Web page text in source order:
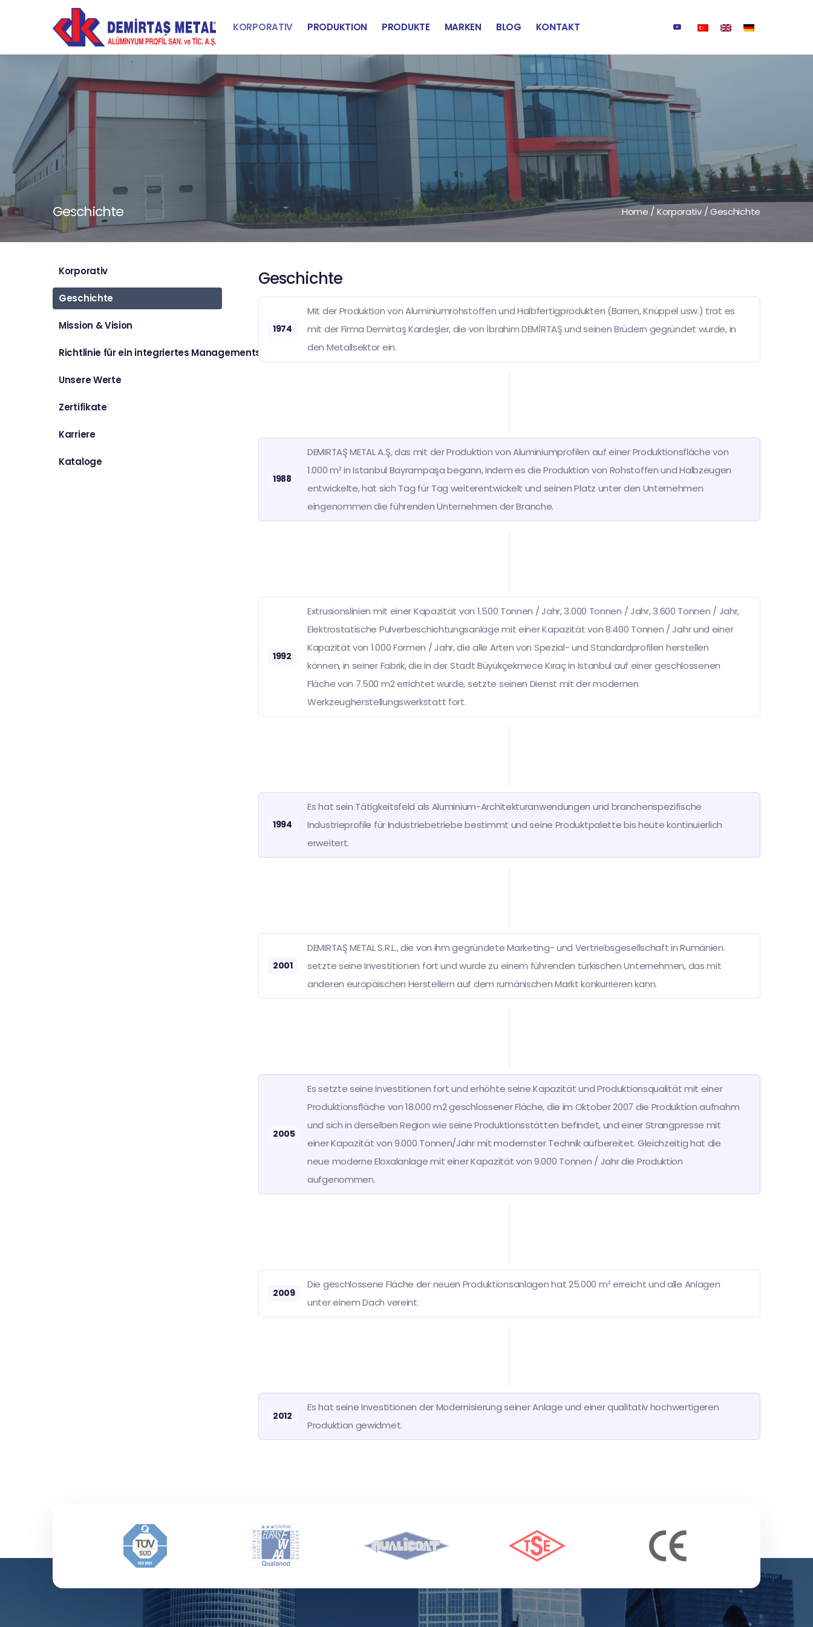
KORPORATIV PRODUKTION PRODUKTE MARKEN BLOG KONTAKT
Geschichte Home / Korporativ /Geschichte
Geschichte
1974
Mit der Produktion von Aluminiumrohstoffen und Halbfertigprodukten (Barren, Knüppel usw.) trat es
mit der Firma Demirtaş Kardeşler, die von İbrahim DEMİRTAŞ und seinen Brüdern gegründet wurde, in
den Metallsektor ein.
1988
DEMIRTAŞ METAL A.Ş, das mit der Produktion von Aluminiumprofilen auf einer Produktionsfläche von
1.000 m² in Istanbul Bayrampaşa begann, indem es die Produktion von Rohstoffen und Halbzeugen
entwickelte, hat sich Tag für Tag weiterentwickelt und seinen Platz unter den Unternehmen
eingenommen die führenden Unternehmen der Branche.
1992
Extrusionslinien mit einer Kapazität von 1.500 Tonnen / Jahr, 3.000 Tonnen / Jahr, 3.600 Tonnen / Jahr,
Elektrostatische Pulverbeschichtungsanlage mit einer Kapazität von 8.400 Tonnen / Jahr und einer
Kapazität von 1.000 Formen / Jahr, die alle Arten von Spezial- und Standardprofilen herstellen
können, in seiner Fabrik, die in der Stadt Büyükçekmece Kıraç in Istanbul auf einer geschlossenen
Fläche von 7.500 m2 errichtet wurde, setzte seinen Dienst mit der modernen
Werkzeugherstellungswerkstatt fort.
1994
Es hat sein Tätigkeitsfeld als Aluminium-Architekturanwendungen und branchenspezifische
Industrieprofile für Industriebetriebe bestimmt und seine Produktpalette bis heute kontinuierlich
erweitert.
2001
DEMIRTAŞ METAL S.R.L., die von ihm gegründete Marketing- und Vertriebsgesellschaft in Rumänien.
setzte seine Investitionen fort und wurde zu einem führenden türkischen Unternehmen, das mit
anderen europäischen Herstellern auf dem rumänischen Markt konkurrieren kann.
2005
Es setzte seine Investitionen fort und erhöhte seine Kapazität und Produktionsqualität mit einer
Produktionsfläche von 18.000 m2 geschlossener Fläche, die im Oktober 2007 die Produktion aufnahm
und sich in derselben Region wie seine Produktionsstätten befindet, und einer Strangpresse mit
einer Kapazität von 9.000 Tonnen/Jahr mit modernster Technik aufbereitet. Gleichzeitig hat die
neue moderne Eloxalanlage mit einer Kapazität von 9.000 Tonnen / Jahr die Produktion
aufgenommen.
2009
Die geschlossene Fläche der neuen Produktionsanlagen hat 25.000 m² erreicht und alle Anlagen
unter einem Dach vereint.
2012
Es hat seine Investitionen der Modernisierung seiner Anlage und einer qualitativ hochwertigeren
Produktion gewidmet.
Korporativ
Geschichte
Mission & Vision
Richtlinie für ein integriertes Managementsystem
Unsere Werte
Zertifikate
Karriere
Kataloge